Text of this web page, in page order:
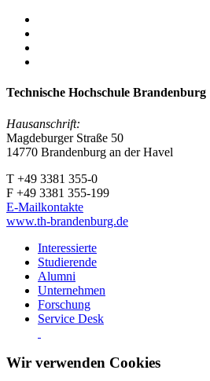
Technische Hochschule Brandenburg
Hausanschrift:
Magdeburger Straße 50
14770 Brandenburg an der Havel
T +49 3381 355-0
F +49 3381 355-199
E-Mailkontakte
www.th-brandenburg.de
Interessierte
Studierende
Alumni
Unternehmen
Forschung
Service Desk
Wir verwenden Cookies